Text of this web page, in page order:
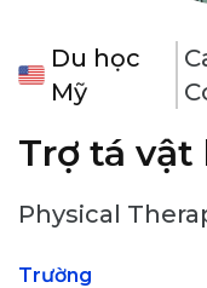
Du học
Mỹ
Trợ tá
Physical
Trường